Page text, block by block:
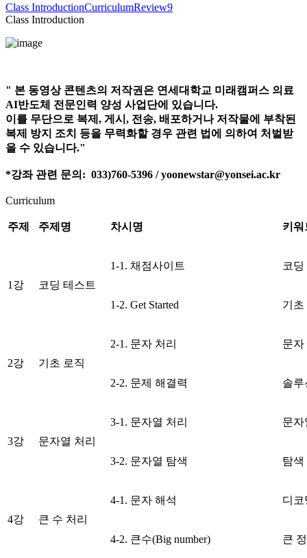
Class IntroductionCurriculumReview9
Class Introduction
" 본 동영상 콘텐츠의 저작권은 연세대학교 미래캠퍼스 의료
AI반도체 전문인력 양성 사업단에 있습니다.
이를 무단으로 복제, 게시, 전송, 배포하거나 저작물에 부착된
복제 방지 조치 등을 무력화할 경우 관련 법에 의하여 처벌받
을 수 있습니다."
*강좌 관련 문의: 033)760-5396 / yoonewstar@yonsei.ac.kr
Curriculum
주제 주제명 차시명 키워
1강 코딩 테스트
1-1. 채점사이트 코
1-2. Get Started 기초
2강 기초 로직
2-1. 문자 처리 문자
2-2. 문제 해결력 솔루
3강 문자열 처리
3-1. 문자열 처리 문자
3-2. 문자열 탐색 탐색
4강 큰 수 처리
4-1. 문자 해석 디코
4-2. 큰수(Big number) 큰